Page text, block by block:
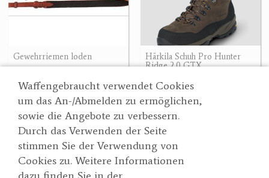
Waffengebraucht verwendet Cookies
um das An-/Abmelden zu ermöglichen,
sowie die Angebote zu verbessern.
Durch das Verwenden der Seite
stimmen Sie der Verwendung von
Cookies zu. Weitere Informationen
Gewehrriemen loden
Härkila Schuh Pro Hunter
Ridge 2.0 GTX
239.94 €
Suche
Partner
AGBs
Wertgarner 1820
Jagd & SporthandelsgmbH
Dr. Karl-Renner-Straße 48